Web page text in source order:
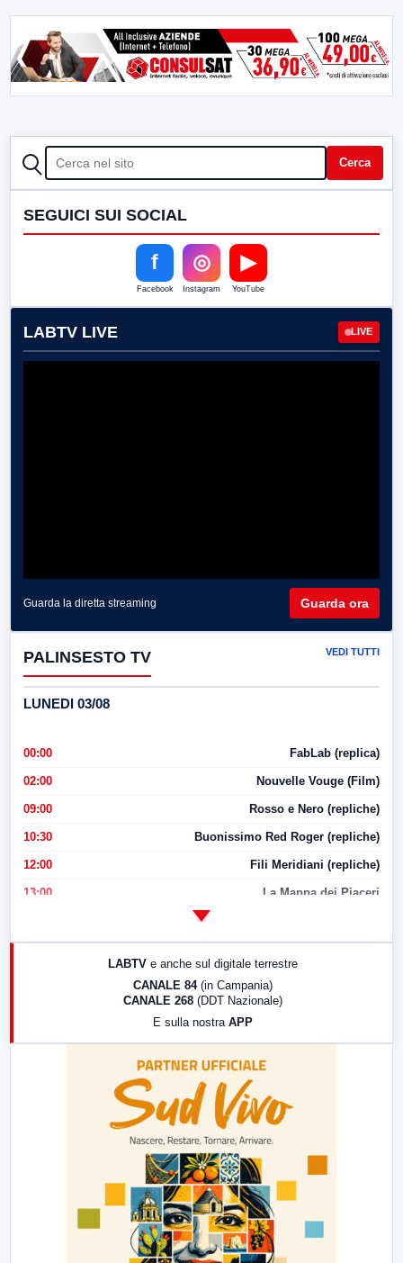
CERCA Cerca
SEGUICI SUI SOCIAL
f
Facebook
◎
Instagram
▶
YouTube
LABTV LIVE LIVE
Guarda la diretta streaming Guarda ora
PALINSESTO TV VEDI TUTTI
LUNEDI 03/08
00:00 FabLab (replica)
02:00 Nouvelle Vouge (Film)
09:00 Rosso e Nero (repliche)
10:30 Buonissimo Red Roger (repliche)
12:00 Fili Meridiani (repliche)
13:00 La Mappa dei Piaceri
LABTV e anche sul digitale terrestre
CANALE 84 (in Campania)
CANALE 268 (DDT Nazionale)
E sulla nostra APP